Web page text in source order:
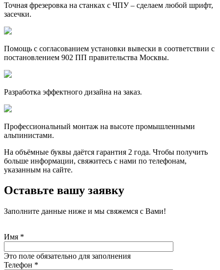
Точная фрезеровка на станках с ЧПУ – сделаем любой шрифт,
засечки.
Помощь с согласованием установки вывески в соответствии с
постановлением 902 ПП правительства Москвы.
Разработка эффектного дизайна на заказ.
Профессиональный монтаж на высоте промышленными
альпинистами.
На объёмные буквы даётся гарантия 2 года. Чтобы получить
больше информации, свяжитесь с нами по телефонам,
указанным на сайте.
Оставьте вашу заявку
Заполните данные ниже и мы свяжемся с Вами!
Имя *
Это поле обязательно для заполнения
Телефон *